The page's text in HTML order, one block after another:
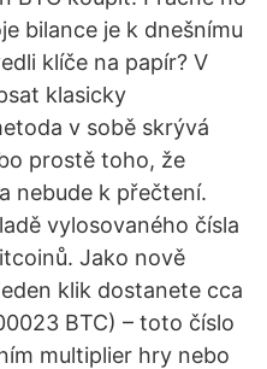
bilance je k dnešnímu
klíče na papír? V
klasicky
v sobě skrývá
prostě toho, že
nebude k přečtení.
vylosovaného čísla
Jako nově
klik dostanete cca
BTC) – toto číslo
multiplier hry nebo